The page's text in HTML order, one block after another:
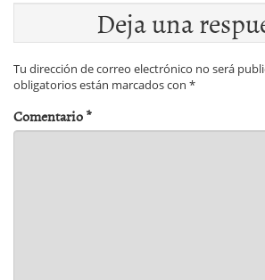
Deja una
Tu dirección de correo electrónico no será
obligatorios están marcados con *
Comentario*